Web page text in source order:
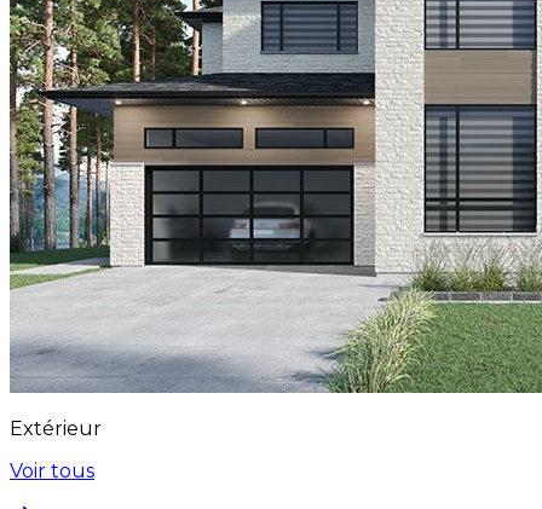
Extérieur
Voir tous